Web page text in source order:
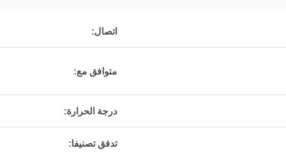
اتصال:
متوافق مع:
درجة الحرارة:
تدفق تصنيفا: